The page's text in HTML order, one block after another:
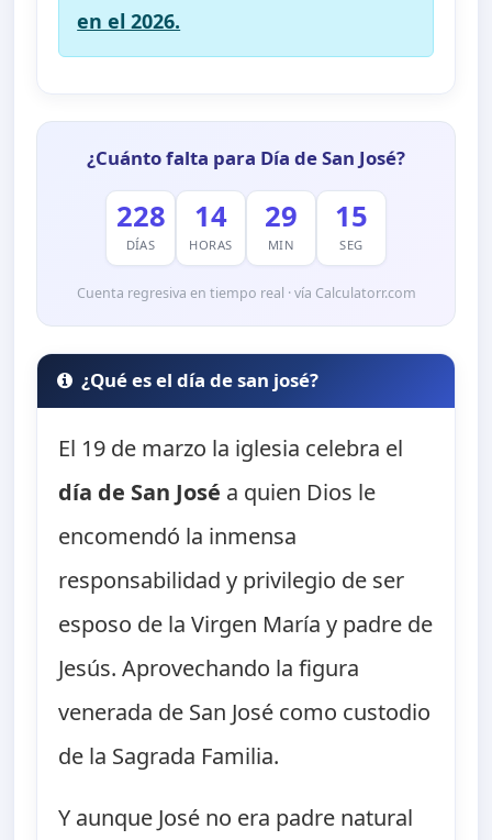
en el 2026.
¿Cuánto falta para Día de San José?
228
DÍAS
14
HORAS
29
MIN
14
SEG
Cuenta regresiva en tiempo real · vía Calculatorr.com
¿Qué es el día de san josé?
El 19 de marzo la iglesia celebra el
día de San José a quien Dios le
encomendó la inmensa
responsabilidad y privilegio de ser
esposo de la Virgen María y padre de
Jesús. Aprovechando la figura
venerada de San José como custodio
de la Sagrada Familia.
Y aunque José no era padre natural